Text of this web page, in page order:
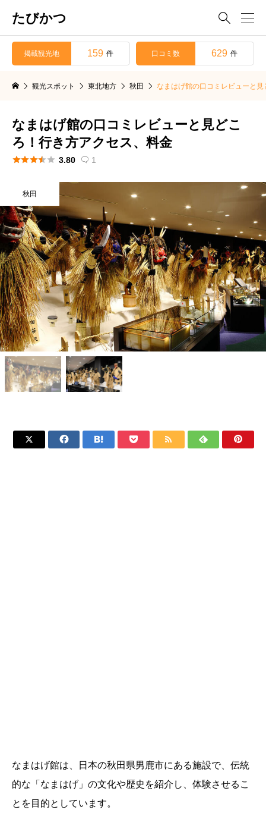
たびかつ 
掲載観光地 159 件 口コミ数 629 件
観光スポット 東北地方 秋田 なまはげ館の口コミレビューと
なまはげ館の口コミレビューと見どこ
ろ！行き方アクセス、料金
 3.80  1
秋田
      
なまはげ館は、日本の秋田県男鹿市にある施設で、伝統
的な「なまはげ」の文化や歴史を紹介し、体験させるこ
とを目的としています。